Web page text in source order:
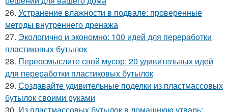
26. Устранение влажности в подвале: проверенные
методы внутреннего дренажа
27. Экологично и экономно: 100 идей для переработки
пластиковых бутылок
28. Переосмыслите свой мусор: 20 удивительных идей
для переработки пластиковых бутылок
29. Создавайте удивительные поделки из пластмассовых
бутылок своими руками